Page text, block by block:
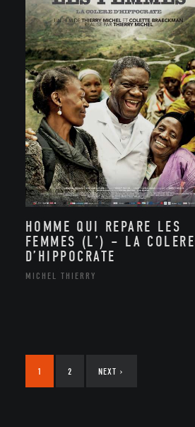
HOMME QUI REPARE LES
FEMMES (L’) – LA COLERE
D’HIPPOCRATE
MICHEL THIERRY
1 2 NEXT ›